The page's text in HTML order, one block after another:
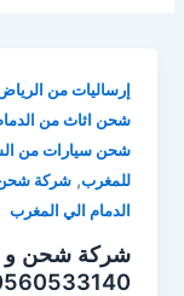
إرساليات من
شحن اثاث من
شحن سيارات من
للمغرب,شركة شحن
الدمام الي المغرب
شركة شحن و